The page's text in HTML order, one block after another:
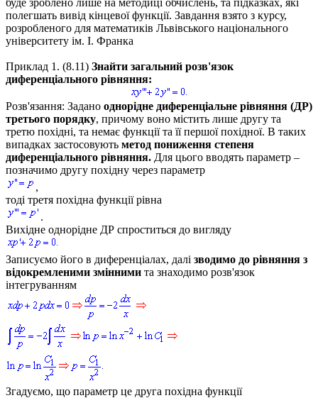
полегшать вивід кінцевої функції. Завдання взято з курсу,
розробленого для математиків Львівського національного
університету ім. І. Франка
Приклад 1. (8.11) Знайти загальний розв'язок
диференціального рівняння:
Розв'язання: Задано однорідне диференціальне рівняння (ДР)
третього порядку, причому воно містить лише другу та
третю похідні, та немає функції та її першої похідної. В таких
випадках застосовують метод пониження степеня
диференціального рівняння. Для цього вводять параметр –
позначимо другу похідну через параметр
,
тоді третя похідна функції рівна
.
Вихідне однорідне ДР спроститься до вигляду
Записуємо його в диференціалах, далі зводимо до рівняння з
відокремленими змінними та знаходимо розв'язок
інтегруванням
Згадуємо, що параметр це друга похідна функції